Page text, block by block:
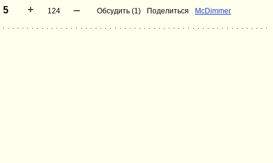
5 + 124 – Обсудить (1) Поделиться McDimmer